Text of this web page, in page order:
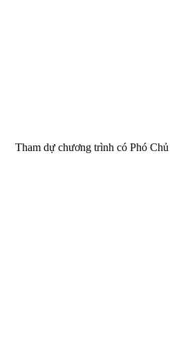
Tham dự chương trình có Phó